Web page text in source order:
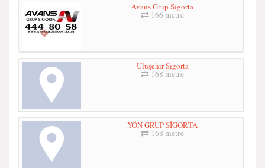
Avans Grup Sigorta
166 metre
Uluşehir Sigorta
168 metre
YÖN GRUP SİGORTA
168 metre